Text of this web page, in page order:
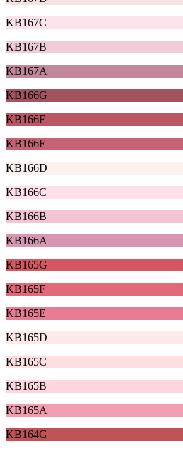
KB167C
KB167B
KB167A
KB166G
KB166F
KB166E
KB166D
KB166C
KB166B
KB166A
KB165G
KB165F
KB165E
KB165D
KB165C
KB165B
KB165A
KB164G